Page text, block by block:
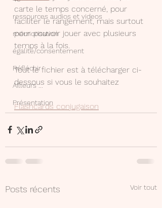
ressources audios et videos
mémorisation
égalité/consentement
Réfléchir
Ailleurs ...
Présentation
carte le temps concerné, pour
faciliter le rangement, mais surtout
pour pouvoir jouer avec plusieurs
temps à la fois.
Tout le fichier est à télécharger ci-
dessous si vous le souhaitez
Flashcards conjugaison
Posts récents Voir tout